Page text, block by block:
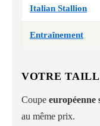
Italian Stallion
Entraînement
VOTRE
Coupe européenne
au même prix.